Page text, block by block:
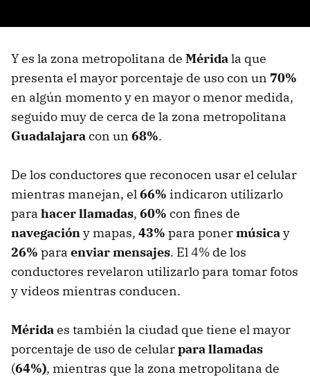
Y es la zona metropolitana de Méridala que
presenta el mayor porcentaje de uso con un 70%
en algún momento y en mayor o menor medida,
seguido muy de cerca de la zona metropolitana
Guadalajaracon un 68%.
De los conductores que reconocen usar el celular
mientras manejan, el66% indicaron utilizarlo
para hacer llamadas, 60% con fines de
navegacióny mapas, 43% para ponermúsicay
26% para enviar mensajes. El 4% de los
conductores revelaron utilizarlo para tomar fotos
y videos mientras conducen.
Méridaes también la ciudad que tiene el mayor
porcentaje de uso de celularpara llamadas
(64%), mientras que la zona metropolitana de